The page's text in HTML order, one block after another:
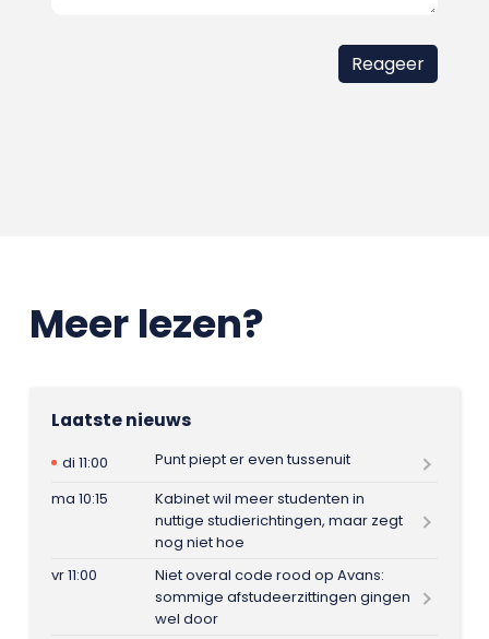
Meer lezen?
Laatste nieuws
di 11:00
Punt piept er even tussenuit
ma 10:15
Kabinet wil meer studenten in
nuttige studierichtingen, maar zegt
nog niet hoe
vr 11:00
Niet overal code rood op Avans:
sommige afstudeerzittingen gingen
wel door